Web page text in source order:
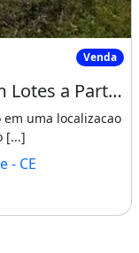
Lotes a Partir
Venda
Loteamento Porto Pecem com Lotes a Partir de 15X30 Cuida Venha Adquirir o Seu Lote. De Ant
uma localizacao
[...]
- CE